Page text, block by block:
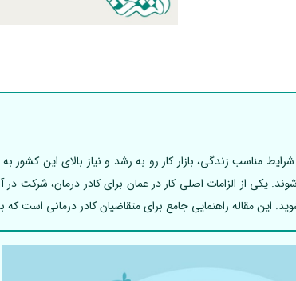
مناسب زندگی، بازار کار رو به رشد و نیاز بالای این
مقاله راهنمایی جامع برای متقاضیان کادر درمانی است که